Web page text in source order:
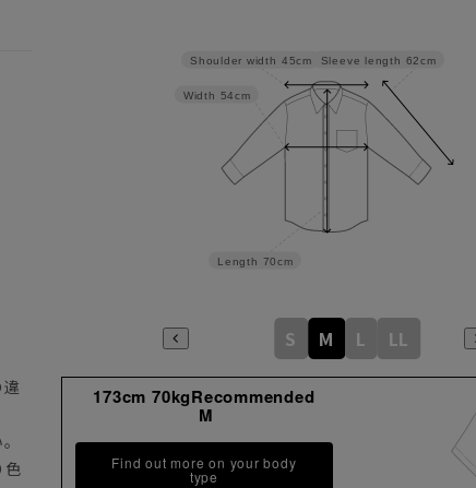
色
Sleeve length 62cm
Length 70cm
Width 54cm
Shoulder width 45cm
S M L LL
173cm 70kgRecommended
M
Find out more on your body
type